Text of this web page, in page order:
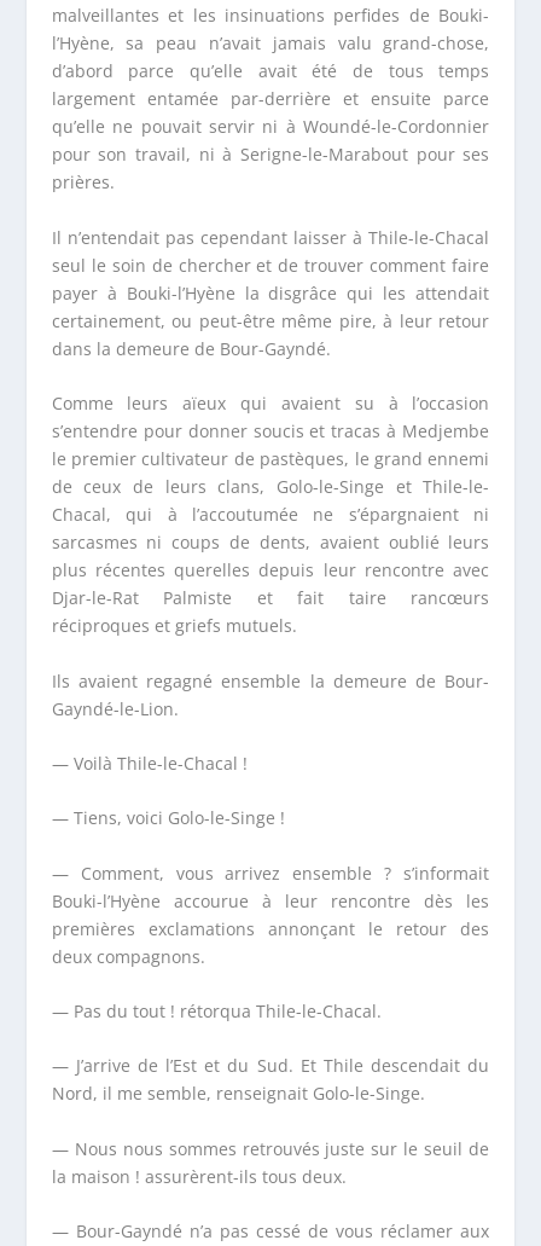
malveillantes et les insinuations perfides de Bouki-
l’Hyène, sa peau n’avait jamais valu grand-chose,
d’abord parce qu’elle avait été de tous temps
largement entamée par-derrière et ensuite parce
qu’elle ne pouvait servir ni à Woundé-le-Cordonnier
pour son travail, ni à Serigne-le-Marabout pour ses
prières.
Il n’entendait pas cependant laisser à Thile-le-Chacal
seul le soin de chercher et de trouver comment faire
payer à Bouki-l’Hyène la disgrâce qui les attendait
certainement, ou peut-être même pire, à leur retour
dans la demeure de Bour-Gayndé.
Comme leurs aïeux qui avaient su à l’occasion
s’entendre pour donner soucis et tracas à Medjembe
le premier cultivateur de pastèques, le grand ennemi
de ceux de leurs clans, Golo-le-Singe et Thile-le-
Chacal, qui à l’accoutumée ne s’épargnaient ni
sarcasmes ni coups de dents, avaient oublié leurs
plus récentes querelles depuis leur rencontre avec
Djar-le-Rat Palmiste et fait taire rancœurs
réciproques et griefs mutuels.
Ils avaient regagné ensemble la demeure de Bour-
Gayndé-le-Lion.
— Voilà Thile-le-Chacal !
— Tiens, voici Golo-le-Singe !
— Comment, vous arrivez ensemble ? s’informait
Bouki-l’Hyène accourue à leur rencontre dès les
premières exclamations annonçant le retour des
deux compagnons.
— Pas du tout ! rétorqua Thile-le-Chacal.
— J’arrive de l’Est et du Sud. Et Thile descendait du
Nord, il me semble, renseignait Golo-le-Singe.
— Nous nous sommes retrouvés juste sur le seuil de
la maison ! assurèrent-ils tous deux.
— Bour-Gayndé n’a pas cessé de vous réclamer aux